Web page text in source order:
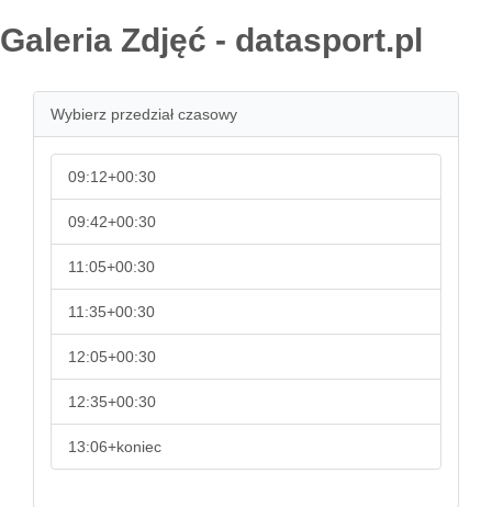
Galeria Zdjęć - datasport.pl
Wybierz przedział czasowy
09:12+00:30
09:42+00:30
11:05+00:30
11:35+00:30
12:05+00:30
12:35+00:30
13:06+koniec